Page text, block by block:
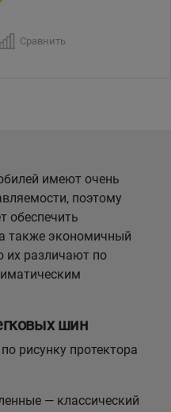
Сравнить
имеют очень
поэтому
обеспечить
также экономичный
их различают по
шин
рисунку протектора
— классический